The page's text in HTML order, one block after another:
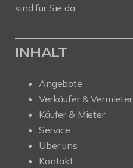
sind für Sie da.
INHALT
Angebote
Verkäufer & Vermieter
Käufer & Mieter
Service
Über uns
Kontakt